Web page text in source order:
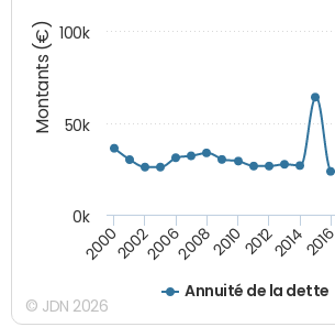
Montants (€)
Annuité de la dette
20002002200620082010201220142016
0k
50k
100k
© JDN 2026